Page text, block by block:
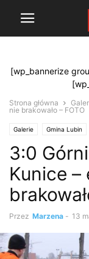
[wp_bannerize
Strona główna
nie brakowało – FOTO
Galerie Gmina Lubin
3:0
Kunice –
Przez Marzena - 13